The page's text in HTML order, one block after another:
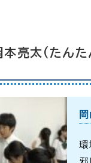
本亮太(たん